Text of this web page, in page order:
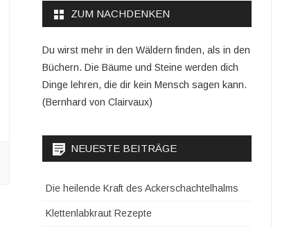
ZUM NACHDENKEN
Du wirst mehr in den Wäldern finden, als in den
Büchern. Die Bäume und Steine werden dich
Dinge lehren, die dir kein Mensch sagen kann.
(Bernhard von Clairvaux)
NEUESTE BEITRÄGE
Die heilende Kraft des Ackerschachtelhalms
Klettenlabkraut Rezepte